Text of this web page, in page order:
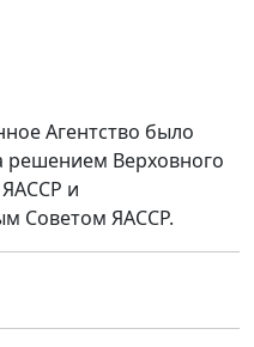
Агентство было
решением Верховного
и
Советом ЯАССР.